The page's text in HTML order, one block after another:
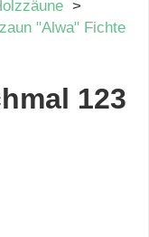
>
"Alwa" Fichte
123